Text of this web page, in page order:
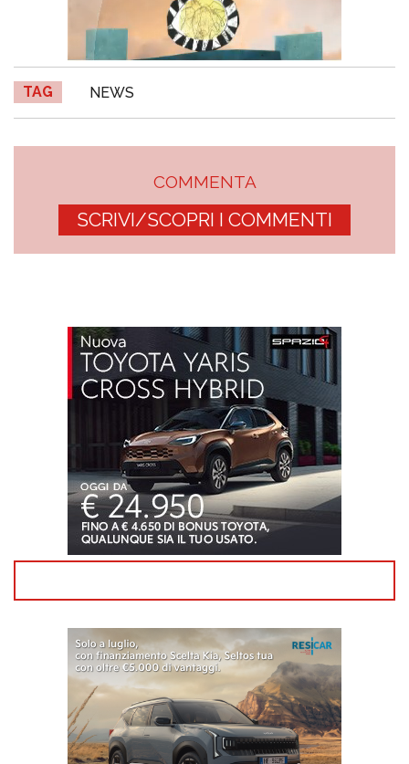
TAG NEWS
COMMENTA
SCRIVI/SCOPRI I COMMENTI